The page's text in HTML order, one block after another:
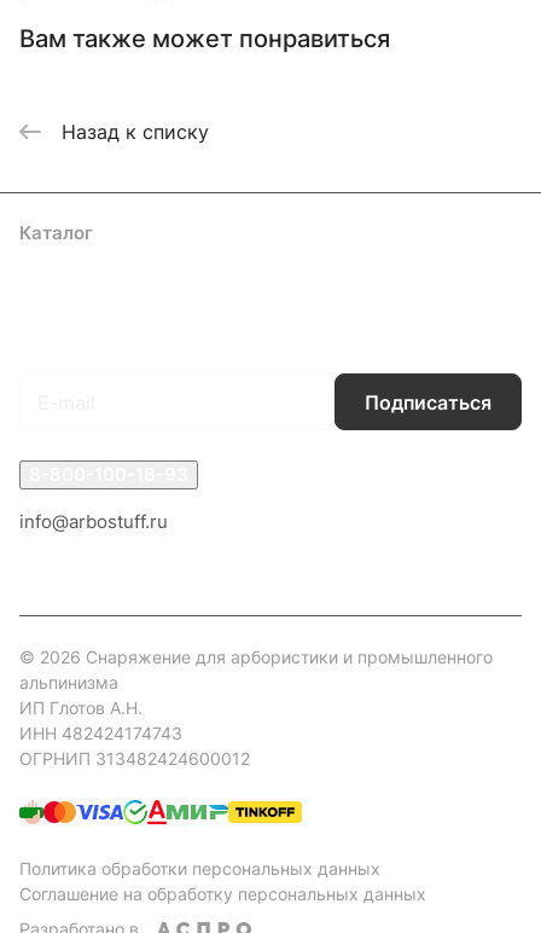
Вам также может понравиться
Назад к списку
Каталог
Подписаться
info@arbostuff.ru
© 2026 Снаряжение для арбористики и промышленного
альпинизма
ИП Глотов А.Н.
ИНН 482424174743
ОГРНИП 313482424600012
Политика обработки персональных данных
Соглашение на обработку персональных данных
Разработано в